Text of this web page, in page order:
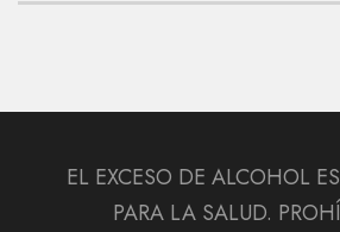
EL EXCESO DE ALCOHOL
PARA LA SALUD.